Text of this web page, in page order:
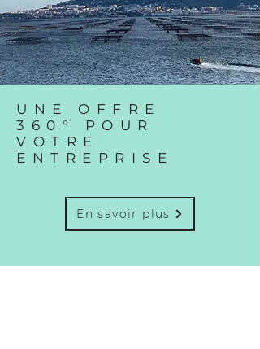
UNE OFFRE
360° POUR
VOTRE
ENTREPRISE
En savoir plus